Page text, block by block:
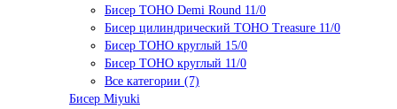
Бисер TOHO Demi Round 11/0
Бисер цилиндрический TOHO Treasure 11/0
Бисер TOHO круглый 15/0
Бисер TOHO круглый 11/0
Все категории (7)
Бисер Miyuki